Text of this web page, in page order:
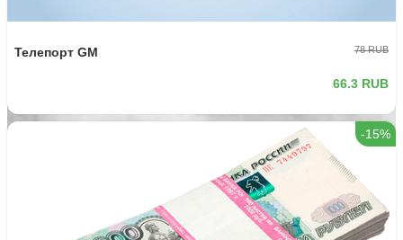
Телепорт GM 78 RUB
66.3 RUB
-15%